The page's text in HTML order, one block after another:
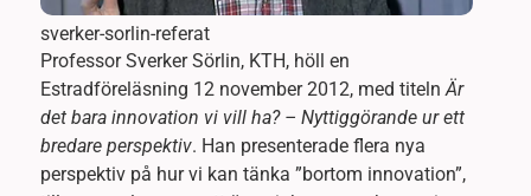
sverker-sorlin-referat
Professor Sverker Sörlin, KTH, höll en
Estradföreläsning 12 november 2012, med titelnÄr
det bara innovation vi vill ha? – Nyttiggörande ur ett
bredare perspektiv. Han presenterade flera nya
perspektiv på hur vi kan tänka ”bortom innovation”,